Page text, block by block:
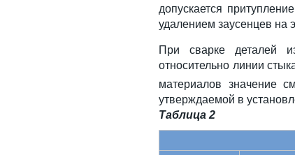
допускается
удалением заусенцев на
При сварке деталей
относительно линии
материалов значение
утверждаемой в
Таблица 2